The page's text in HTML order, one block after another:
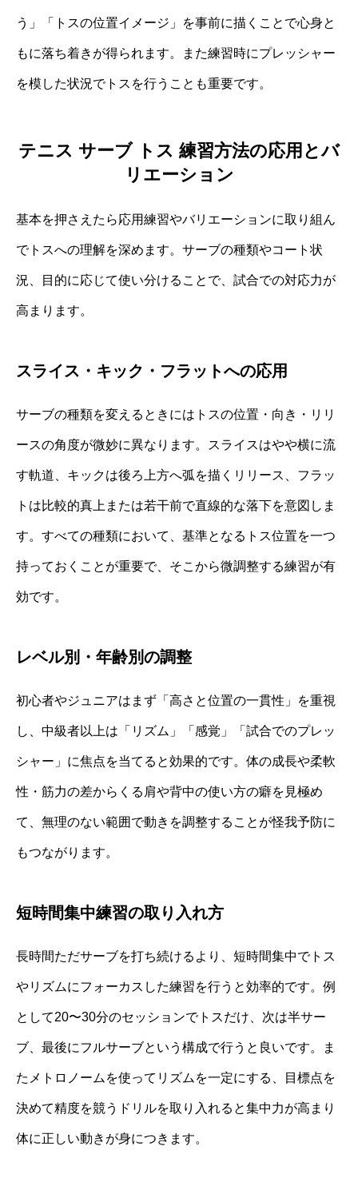
う」「トスの位置イメージ」を事前に描くことで心身と
もに落ち着きが得られます。また練習時にプレッシャー
を模した状況でトスを行うことも重要です。
テニス サーブ トス 練習方法の応用とバ
リエーション
基本を押さえたら応用練習やバリエーションに取り組ん
でトスへの理解を深めます。サーブの種類やコート状
況、目的に応じて使い分けることで、試合での対応力が
高まります。
スライス・キック・フラットへの応用
サーブの種類を変えるときにはトスの位置・向き・リリ
ースの角度が微妙に異なります。スライスはやや横に流
す軌道、キックは後ろ上方へ弧を描くリリース、フラッ
トは比較的真上または若干前で直線的な落下を意図しま
す。すべての種類において、基準となるトス位置を一つ
持っておくことが重要で、そこから微調整する練習が有
効です。
レベル別・年齢別の調整
初心者やジュニアはまず「高さと位置の一貫性」を重視
し、中級者以上は「リズム」「感覚」「試合でのプレッ
シャー」に焦点を当てると効果的です。体の成長や柔軟
性・筋力の差からくる肩や背中の使い方の癖を見極め
て、無理のない範囲で動きを調整することが怪我予防に
もつながります。
短時間集中練習の取り入れ方
長時間ただサーブを打ち続けるより、短時間集中でトス
やリズムにフォーカスした練習を行うと効率的です。例
として20〜30分のセッションでトスだけ、次は半サー
ブ、最後にフルサーブという構成で行うと良いです。ま
たメトロノームを使ってリズムを一定にする、目標点を
決めて精度を競うドリルを取り入れると集中力が高まり
体に正しい動きが身につきます。